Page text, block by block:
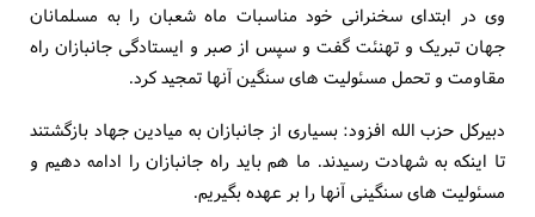
وی در ابتدای سخنرانی خود مناسبات ماه شعبان را به مسلمانان
جهان تبریک و تهنئت گفت و سپس از صبر و ایستادگی جانبازان راه
مقاومت و تحمل مسئولیت های سنگین آنها تمجید کرد.
دبیرکل حزب الله افزود: بسیاری از جانبازان به میادین جهاد بازگشتند
تا اینکه به شهادت رسیدند. ما هم باید راه جانبازان را ادامه دهیم و
مسئولیت های سنگینی آنها را بر عهده بگیریم.